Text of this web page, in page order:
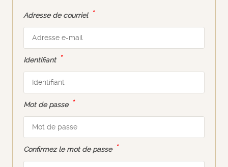
Adresse de courriel *
Identifiant *
Mot de passe *
Confirmez le mot de passe *